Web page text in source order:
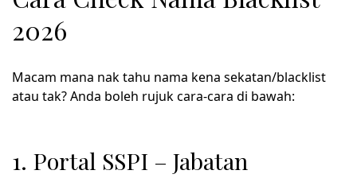
2026
Macam mana nak tahu nama kena sekatan/blacklist
atau tak? Anda boleh rujuk cara-cara di bawah:
1. Portal SSPI – Jabatan